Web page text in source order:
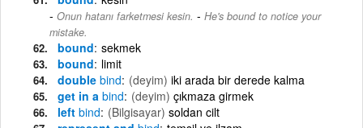
Onun hatanı farketmesi kesin. - He's bound to notice your
mistake.
bound sekmek
bound limit
double bind (deyim) iki arada bir derede kalma
get in a bind (deyim) çıkmaza girmek
left bind (Bilgisayar) soldan cilt